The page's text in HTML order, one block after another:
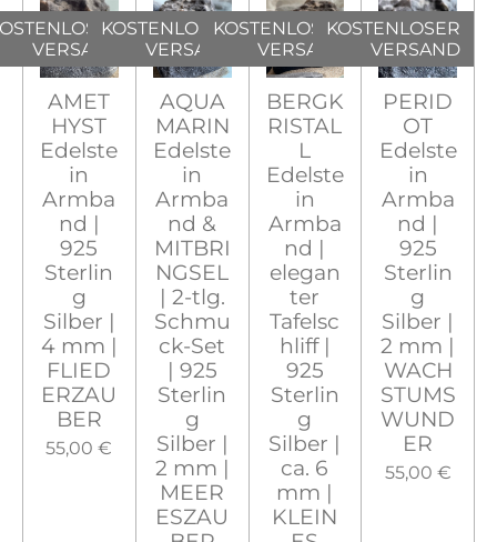
VERSAND
AMET
HYST
Edelste
in
Armba
nd |
925
Sterlin
g
Silber |
4 mm |
FLIED
ERZAU
BER
55,00 €
KOSTENLOSER
VERSAND
AQUA
MARIN
Edelste
in
Armba
nd &
MITBRI
NGSEL
| 2-tlg.
Schmu
ck-Set
| 925
Sterlin
g
Silber |
2 mm |
MEER
ESZAU
KOSTENLOSER
VERSAND
BERGK
RISTAL
L
Edelste
in
Armba
nd |
elegan
ter
Tafelsc
hliff |
925
Sterlin
g
Silber |
ca. 6
mm |
KLEIN
KOSTENLOSER
VERSAND
PERID
OT
Edelste
in
Armba
nd |
925
Sterlin
g
Silber |
2 mm |
WACH
STUMS
WUND
ER
55,00 €